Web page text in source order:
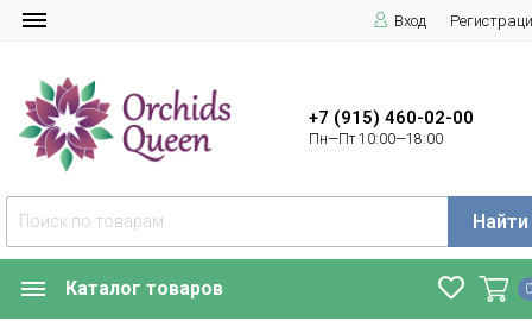
Вход
+7 (915) 460-02-00
Пн—Пт 10:00—18:00
Найти
Каталог товаров